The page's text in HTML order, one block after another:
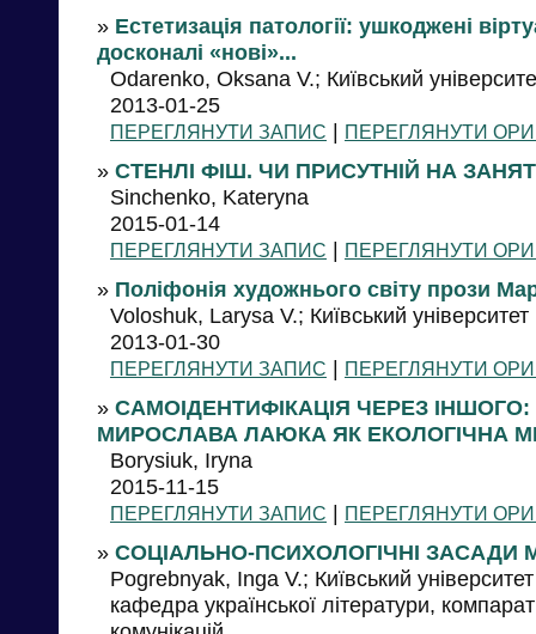
» Естетизація патології: ушкоджені
досконалі «нові»...
Odarenko, Oksana V.; Київський
2013-01-25
ПЕРЕГЛЯНУТИ ЗАПИС | ПЕРЕГЛЯНУТИ
» СТЕНЛІ ФІШ. ЧИ ПРИСУТНІЙ НА
Sinchenko, Kateryna
2015-01-14
ПЕРЕГЛЯНУТИ ЗАПИС | ПЕРЕГЛЯНУТИ
» Поліфонія художнього світу прози
Voloshuk, Larysa V.; Київський університет
2013-01-30
ПЕРЕГЛЯНУТИ ЗАПИС | ПЕРЕГЛЯНУТИ
» САМОІДЕНТИФІКАЦІЯ ЧЕРЕЗ ІНШОГО:
МИРОСЛАВА ЛАЮКА ЯК ЕКОЛОГІЧНА
Borysiuk, Iryna
2015-11-15
ПЕРЕГЛЯНУТИ ЗАПИС | ПЕРЕГЛЯНУТИ
» СОЦІАЛЬНО-ПСИХОЛОГІЧНІ ЗАСАДИ
Pogrebnyak, Inga V.; Київський
кафедра української літератури,